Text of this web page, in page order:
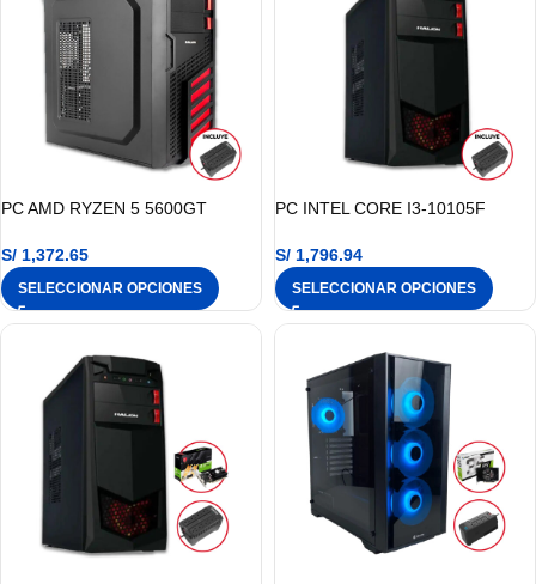
PC AMD RYZEN 5 5600GT
S/ 1,372.65
SELECCIONAR OPCIONES
PC INTEL CORE I3-10105F
S/ 1,796.94
SELECCIONAR OPCIONES